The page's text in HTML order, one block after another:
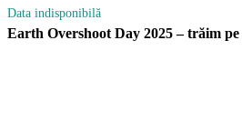
Data indisponibilă
Earth Overshoot Day 2025 – trăim pe